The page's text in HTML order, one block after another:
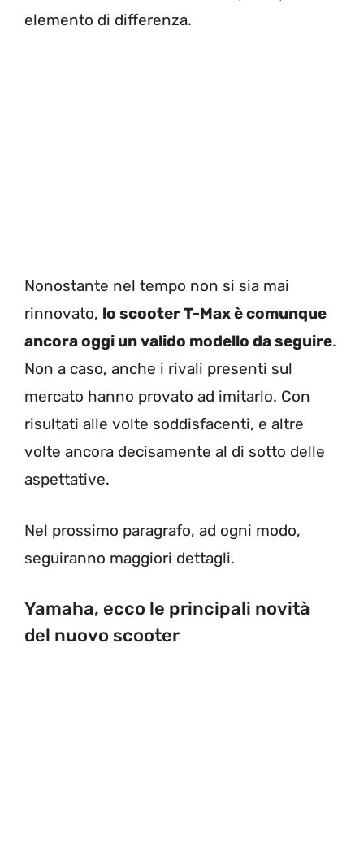
elemento di differenza.
Nonostante nel tempo non si sia mai
rinnovato, lo scooter T-Max è comunque
ancora oggi un valido modello da seguire.
Non a caso, anche i rivali presenti sul
mercato hanno provato ad imitarlo. Con
risultati alle volte soddisfacenti, e altre
volte ancora decisamente al di sotto delle
aspettative.
Nel prossimo paragrafo, ad ogni modo,
seguiranno maggiori dettagli.
Yamaha, ecco le principali novità
del nuovo scooter